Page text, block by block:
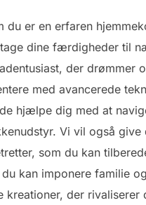
du er en erfaren
dine færdigheder til
der drømmer
med avancerede
hjælpe dig med at
Vi vil også give
som du kan
kan imponere familie
kreationer, der rivaliserer